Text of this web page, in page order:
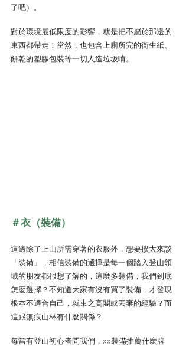
了吧）。
對於環境最低限度的影響，就是把不屬於那邊的
東西都帶走！當然，也包含上廁所完的衛生紙、
餅乾的塑膠包裝等一切人造垃圾唷。
＃衣（裝備）
這邊除了上山所需穿著的衣服外，想要擴大來談
「裝備」，相信裝備的選擇是每一個踏入登山領
域的朋友都很想了解的，這麼多裝備，我們到底
怎麼選擇？不知道大家有沒有買了裝備，才發現
根本不適合自己，就束之高閣或丟棄的經驗？而
這跟無痕山林有什麼關係？
每當有登山初心者問我們，xx裝備推薦什麼牌